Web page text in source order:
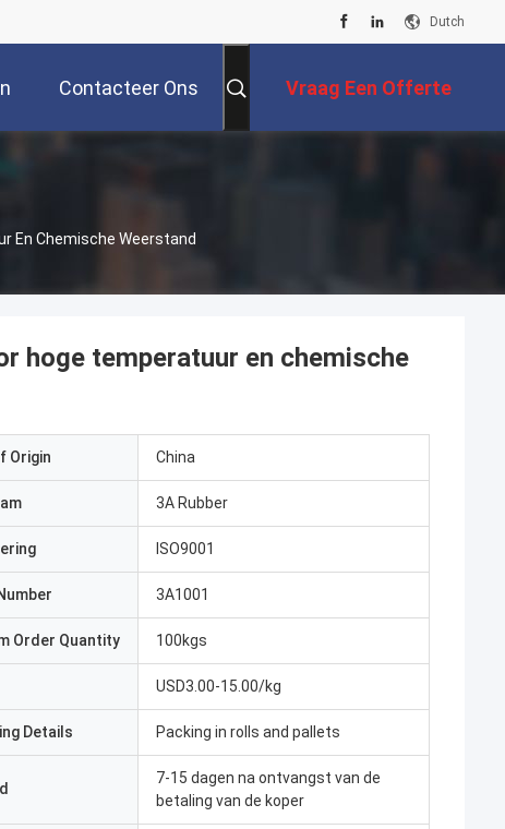
Dutch
Contacteer Ons Vraag Een Offerte
En Chemische Weerstand
hoge temperatuur en chemische
Origin China
3A Rubber
ISO9001
3A1001
Order Quantity 100kgs
USD3.00-15.00/kg
Details Packing in rolls and pallets
7-15 dagen na ontvangst van de
betaling van de koper